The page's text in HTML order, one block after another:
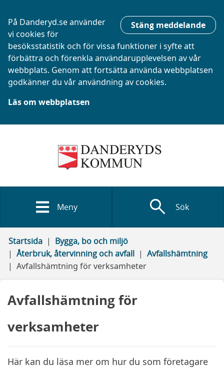
Stäng meddelande
På Danderyd.se använder
vi cookies för
besöksstatistik och för vissa funktioner i syfte att
förbättra och förenkla användarupplevelsen av vår
webbplats. Genom att fortsätta använda webbplatsen
godkänner du vår användning av cookies.
Läs om webbplatsen
Meny search Sök
Startsida
Bygga, bo och miljö
Återbruk, återvinning och avfall
Avfallshämtning
Avfallshämtning för verksamheter
Avfallshämtning för
verksamheter
Här kan du läsa mer om hur du som företagare